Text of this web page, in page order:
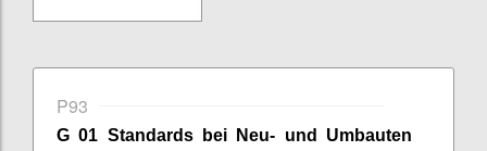
P93
G 01 Standards bei Neu- und Umbauten